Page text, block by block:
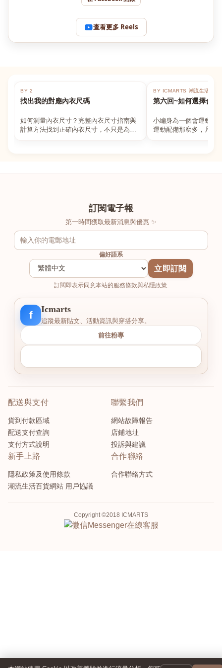
查看更多 Reels
BY 2
找出我的對應內衣尺碼
如何測量內衣尺寸？完整內衣尺寸指南與
計算方法找到正確內衣尺寸，不只是為了
BY ICMARTS 潮流生活百貨
第六回~如何選擇合適
小編身為一個會運動的
運動配備那麼多，凡舉
訂閱電子報
第一時間獲取最新消息與優惠 ✨
偏好語系
立即訂閱
訂閱即表示同意本站的服務條款與私隱政策.
f
Icmarts
追蹤最新貼文、活動資訊與穿搭分享。
前往粉專
配送與支付
貨到付款區域
配送支付查詢
支付方式說明
聯繫我們
網站故障報告
店鋪地址
投訴與建議
新手上路
隱私政策及使用條款
潮流生活百貨網站 用戶協議
合作聯絡
合作聯絡方式
Copyright ©2018 ICMARTS
Messenger在線客服